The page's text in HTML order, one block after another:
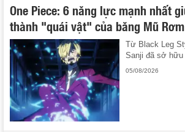
One Piece: 6 năng lực mạnh nhất
thành "quái vật" của băng Mũ Rơm
Từ Black Leg
Sanji đã sở hữu
05/08/2026